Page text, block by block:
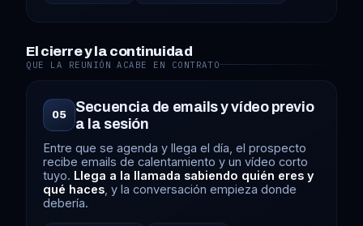
El cierre y la continuidad
QUE LA REUNIÓN ACABE EN CONTRATO
05
Secuencia de emails y vídeo previo
a la sesión
Entre que se agenda y llega el día, el prospecto
recibe emails de calentamiento y un vídeo corto
tuyo. Llega a la llamada sabiendo quién eres y
qué haces , y la conversación empieza donde
debería.